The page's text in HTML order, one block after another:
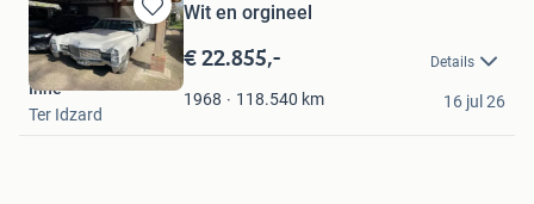
Bewaren
in
Mijn
Favorieten
Wit en orgineel
€ 22.855,- Details
1968 118.540 km
Inne
Ter Idzard
16 jul 26